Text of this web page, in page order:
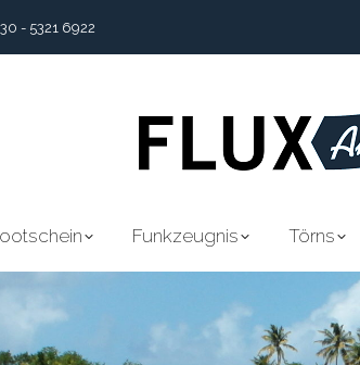
- 5321 6922
Funkzeugnis Törns